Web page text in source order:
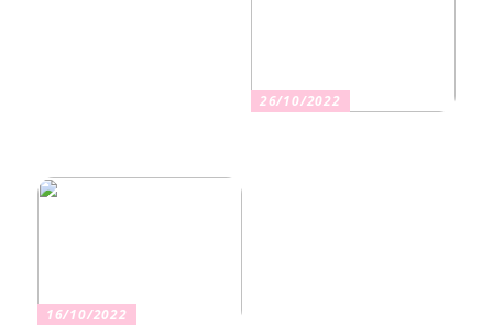
26/10/2022
16/10/2022